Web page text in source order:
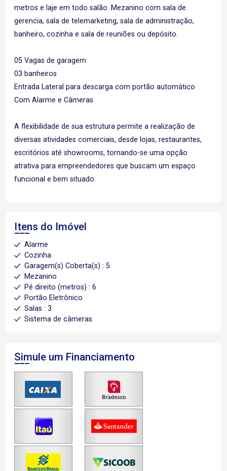
metros e laje em todo salão. Mezanino com sala de
gerencia, sala de telemarketing, sala de administração,
banheiro, cozinha e sala de reuniões ou depósito.
05 Vagas de garagem
03 banheiros
Entrada Lateral para descarga com portão automático
Com Alarme e Câmeras
A flexibilidade de sua estrutura permite a realização de
diversas atividades comerciais, desde lojas, restaurantes,
escritórios até showrooms, tornando-se uma opção
atrativa para empreendedores que buscam um espaço
funcional e bem situado.
Itens do Imóvel
Alarme
Cozinha
Garagem(s) Coberta(s) : 5
Mezanino
Pé direito (metros) : 6
Portão Eletrônico
Salas : 3
Sistema de câmeras
Simule um Financiamento